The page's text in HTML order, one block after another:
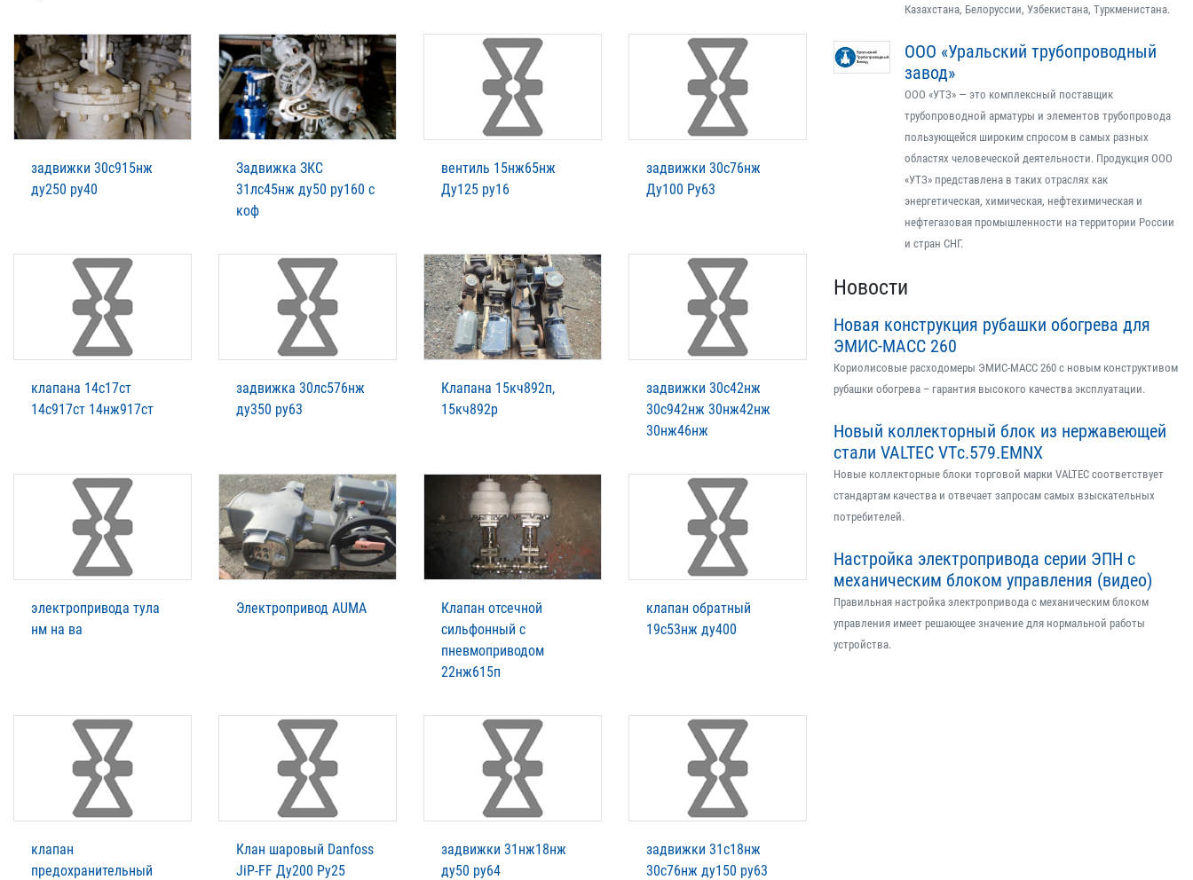
задвижки 30с915нж
ду250 ру40
Задвижка ЗКС
31лс45нж ду50 ру160 с
коф
вентиль 15нж65нж
Ду125 ру16
задвижки 30с76нж
Ду100 Ру63
клапана 14с17ст
14с917ст 14нж917ст
задвижка 30лс576нж
ду350 ру63
Клапана 15кч892п,
15кч892р
задвижки 30с42нж
30с942нж 30нж42нж
30нж46нж
электропривода тула
нм на ва
Электропривод AUMA
Клапан отсечной
сильфонный с
пневмоприводом
22нж615п
клапан обратный
19с53нж ду400
клапан
предохранительный
Клан шаровый Danfoss
JiP-FF Ду200 Ру25
задвижки 31нж18нж
ду50 ру64
задвижки 31с18нж
30с76нж ду150 ру63
Казахстана, Белоруссии, Узбекистана, Туркменистана.
ООО «Уральский трубопроводный
завод»
ООО «УТЗ» — это комплексный поставщик
трубопроводной арматуры и элементов трубопровода
пользующейся широким спросом в самых разных
областях человеческой деятельности. Продукция ООО
«УТЗ» представлена в таких отраслях как
энергетическая, химическая, нефтехимическая и
нефтегазовая промышленности на территории России
и стран СНГ.
Новости
Новая конструкция рубашки обогрева для
ЭМИС-МАСС 260
Кориолисовые расходомеры ЭМИС-МАСС 260 с новым конструктивом
рубашки обогрева – гарантия высокого качества эксплуатации.
Новый коллекторный блок из нержавеющей
стали VALTEC VTс.579.EMNX
Новые коллекторные блоки торговой марки VALTEC соответствует
стандартам качества и отвечает запросам самых взыскательных
потребителей.
Настройка электропривода серии ЭПН с
механическим блоком управления (видео)
Правильная настройка электропривода с механическим блоком
управления имеет решающее значение для нормальной работы
устройства.